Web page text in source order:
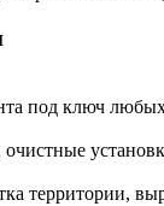
под ключ
очистные
территории,